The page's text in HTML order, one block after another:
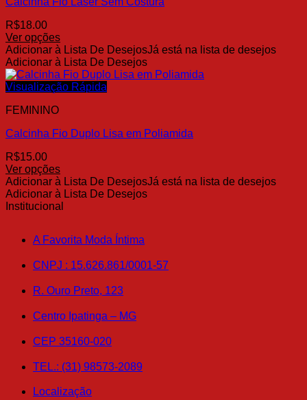
podem
escolhidas
na
página
do
produto
R$18.00
Ver opções
Este
produto
tem
várias
As
podem
escolhidas
na
página
do
produto
Adicionar à Lista De DesejosJá está na lista de desejos
Adicionar à Lista De Desejos
Visualização Rápida
FEMININO
Calcinha Fio Duplo Lisa em Poliamida
R$15.00
Ver opções
Este
produto
tem
podem
escolhidas
página
produto
Adicionar à Lista De DesejosJá está na lista de desejos
Adicionar à Lista De Desejos
Institucional
A Favorita Moda Íntima
CNPJ : 15.626.861/0001-57
R. Ouro Preto, 123
Centro Ipatinga – MG
CEP 35160-020
TEL.: (31) 98573-2089
Localização